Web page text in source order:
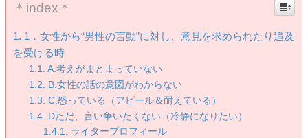
＊index＊
1．女性から“男性の言動”に対し、意見を求められたり追及
を受ける時
A.考えがまとまっていない
B.女性の話の意図がわからない
C.怒っている（アピール＆耐えている）
Dただ、言い争いたくない（冷静になりたい）
ライタープロフィール